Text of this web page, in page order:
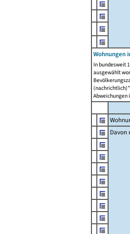
Wohnungen
In bundesweit
ausgewählt
Abweichungen
Davon